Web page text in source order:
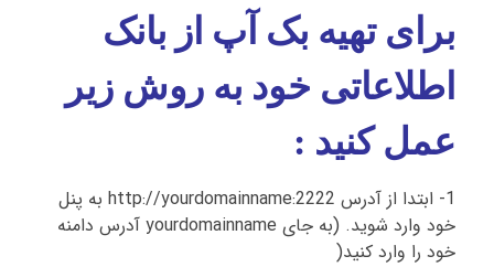
برای تهیه بک آپ از بانک
اطلاعاتی خود به روش زیر
عمل کنید :
1- ابتدا از آدرس http://yourdomainname:2222 به پنل
خود وارد شوید. (به جای yourdomainname آدرس دامنه
خود را وارد کنید(